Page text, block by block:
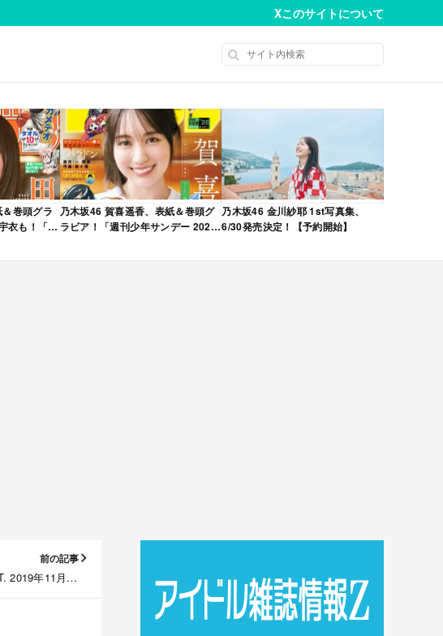
Xこのサイトについて
巻頭グラ
衣も！「週
乃木坂46 賀喜遥香、表紙＆巻頭グ
ラビア！「週刊少年サンデー 2026
売！
乃木坂46 金川紗耶 1st写真集、
6/30発売決定！【予約開始】
前の記事
2019年11月号」